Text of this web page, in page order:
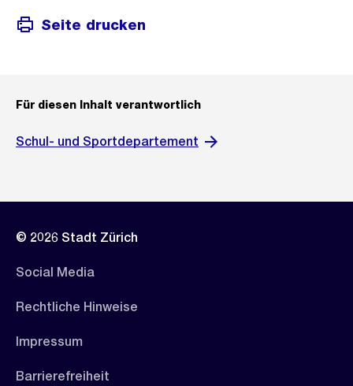
Seite drucken
Für diesen Inhalt verantwortlich
Schul- und Sportdepartement
© 2026 Stadt Zürich
Social Media
Rechtliche Hinweise
Impressum
Barrierefreiheit